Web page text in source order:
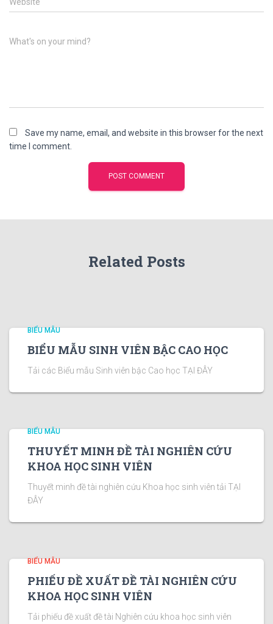
What's on your mind?
Save my name, email, and website in this browser for the next
time I comment.
Related Posts
BIỂU MẪU
BIỂU MẪU SINH VIÊN BẬC CAO HỌC
Tải các Biểu mẫu Sinh viên bậc Cao học TẠI ĐÂY
BIỂU MẪU
THUYẾT MINH ĐỀ TÀI NGHIÊN CỨU
KHOA HỌC SINH VIÊN
Thuyết minh đề tài nghiên cứu Khoa học sinh viên tải TẠI
ĐÂY
BIỂU MẪU
PHIẾU ĐỀ XUẤT ĐỀ TÀI NGHIÊN CỨU
KHOA HỌC SINH VIÊN
Tải phiếu đề xuất đề tài Nghiên cứu khoa học sinh viên